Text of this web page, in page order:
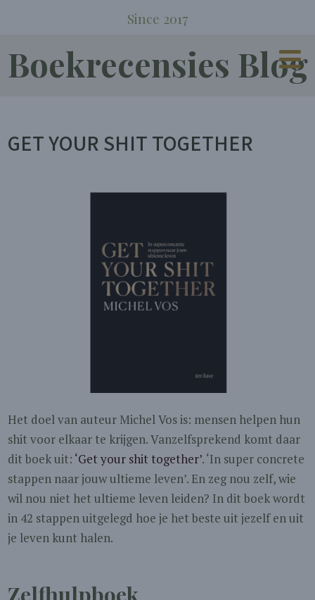
Since 2017
Boekrecensies Blog
GET YOUR SHIT TOGETHER
Het doel van auteur Michel Vos is: mensen helpen hun
shit voor elkaar te krijgen. Vanzelfsprekend komt daar
dit boek uit: ‘Get your shit together’. ‘In super concrete
stappen naar jouw ultieme leven’. En zeg nou zelf, wie
wil nou niet het ultieme leven leiden? In dit boek wordt
in 42 stappen uitgelegd hoe je het beste uit jezelf en uit
je leven kunt halen.
Zelfhulpboek